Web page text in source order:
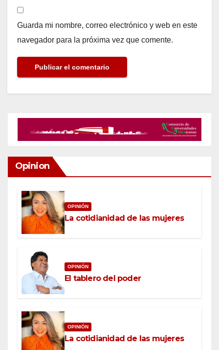
Guarda mi nombre, correo electrónico y web en este
navegador para la próxima vez que comente.
Opinion
OPINIÓN
La cotidianidad de las mujeres
OPINIÓN
El tablero del poder
OPINIÓN
La cotidianidad de las mujeres